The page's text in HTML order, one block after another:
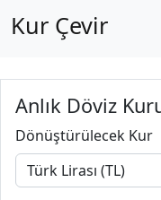
Kur Çevir
Anlık Döviz
Dönüştürülecek Kur